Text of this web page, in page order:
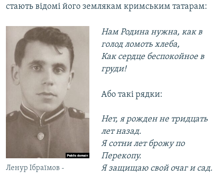
стають відомі його землякам кримським татарам:
Ленур Ібраїмов -
Нам Родина нужна, как в
голод ломоть хлеба,
Как сердце беспокойное в
груди!
Або такі рядки:
Нет, я рожден не тридцать
лет назад.
Я сотни лет брожу по
Перекопу.
Я защищаю свой очаг и сад.